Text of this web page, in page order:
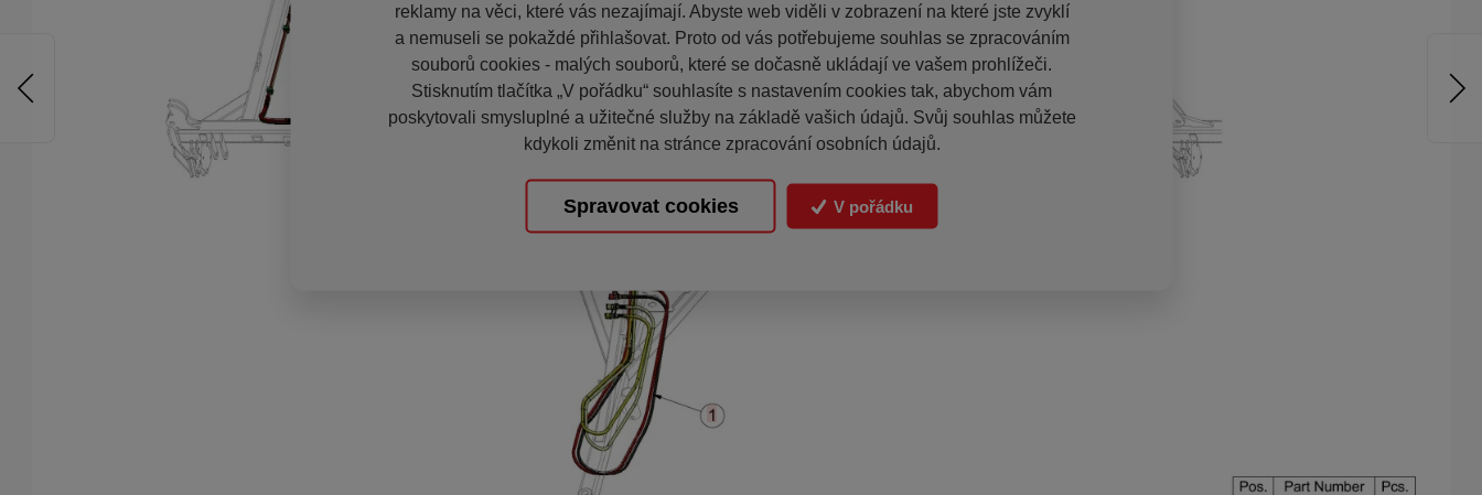
reklamy na věci, které vás nezajímají. Abyste web viděli v zobrazení na které jste zvyklí
a nemuseli se pokaždé přihlašovat. Proto od vás potřebujeme souhlas se zpracováním
souborů cookies - malých souborů, které se dočasně ukládají ve vašem prohlížeči.
Stisknutím tlačítka „V pořádku“ souhlasíte s nastavením cookies tak, abychom vám
poskytovali smysluplné a užitečné služby na základě vašich údajů. Svůj souhlas můžete
kdykoli změnit na stránce zpracování osobních údajů.
Spravovat cookies V pořádku